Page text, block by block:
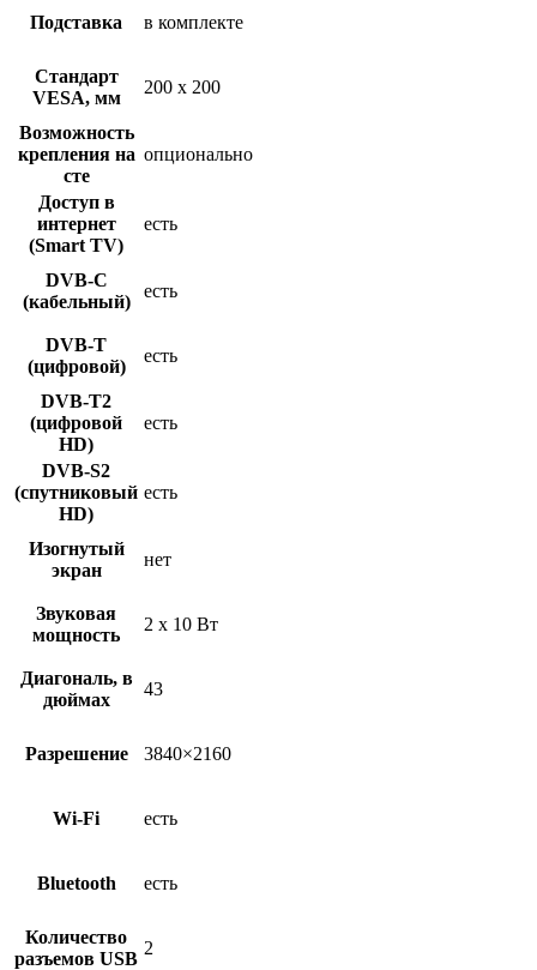
Подставка в комплекте
Стандарт
VESA, мм
200 x 200
Возможность
крепления на
сте
опционально
Доступ в
интернет
(Smart TV)
есть
DVB-C
(кабельный)
есть
DVB-T
(цифровой)
есть
DVB-T2
(цифровой
HD)
есть
DVB-S2
(спутниковый
HD)
есть
Изогнутый
экран
нет
Звуковая
мощность
2 x 10 Вт
Диагональ, в
дюймах
43
Разрешение 3840×2160
Wi-Fi есть
Bluetooth есть
Количество
разъемов USB
2